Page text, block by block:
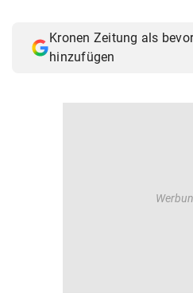
Kronen Zeitung als
hinzufügen